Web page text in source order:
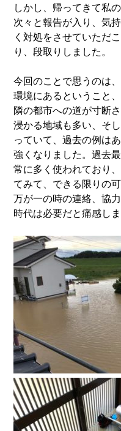
しかし、帰ってきて私
次々と報告が入り、気
く対処をさせていただ
り、段取りしました。
今回のことで思うのは
環境にあるということ
隣の都市への道が寸断
浸かる地域も多い、そ
っていて、過去の例は
強くなりました。過去
常に多く使われており
てみて、できる限りの
万が一の時の連絡、協
時代は必要だと痛感しま